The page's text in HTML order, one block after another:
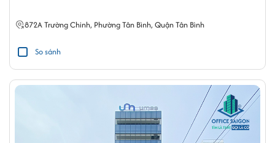
872ATrường Chinh, Phường Tân Bình, Quận Tân Bình
So sánh